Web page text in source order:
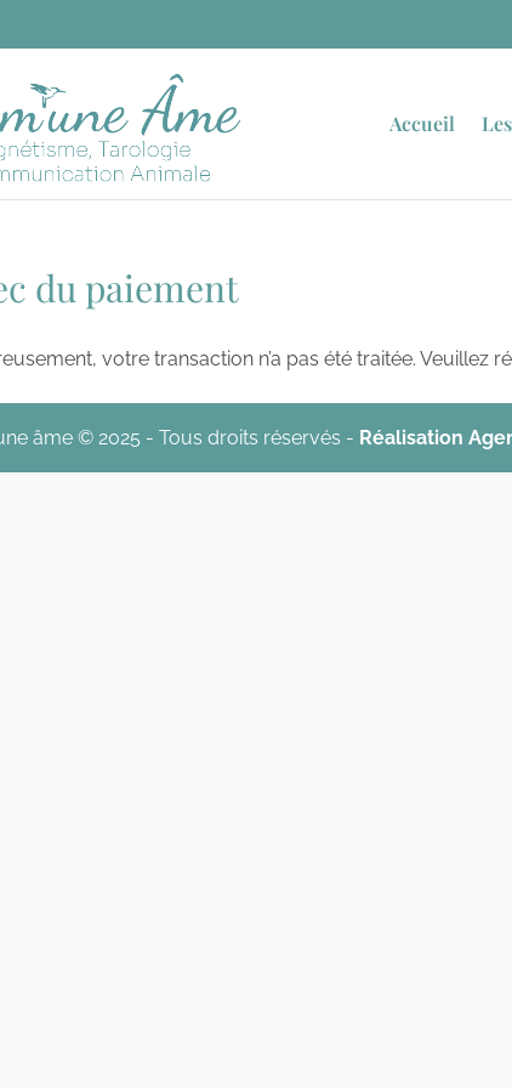
Accueil
du paiement
votre transaction n’a pas été traitée. Veuillez
âme © 2025 - Tous droits réservés - Réalisation